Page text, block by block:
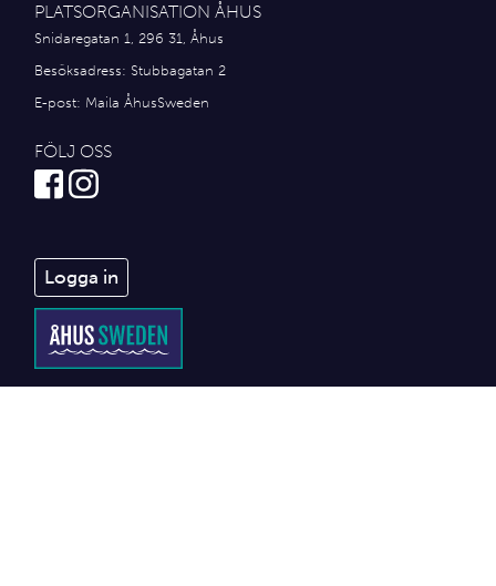
PLATSORGANISATION ÅHUS
Snidaregatan 1, 296 31, Åhus
Besöksadress: Stubbagatan 2
E-post: Maila ÅhusSweden
FÖLJ OSS
Logga in